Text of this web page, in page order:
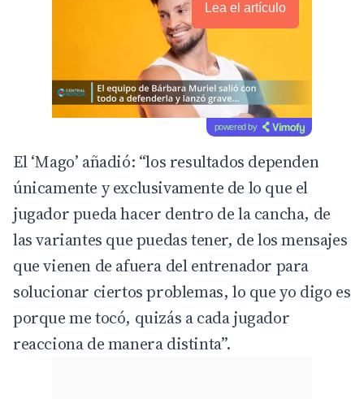
Lea el artículo
powered by
El ‘Mago’ añadió: “los resultados dependen
únicamente y exclusivamente de lo que el
jugador pueda hacer dentro de la cancha, de
las variantes que puedas tener, de los mensajes
que vienen de afuera del entrenador para
solucionar ciertos problemas, lo que yo digo es
porque me tocó, quizás a cada jugador
reacciona de manera distinta”.